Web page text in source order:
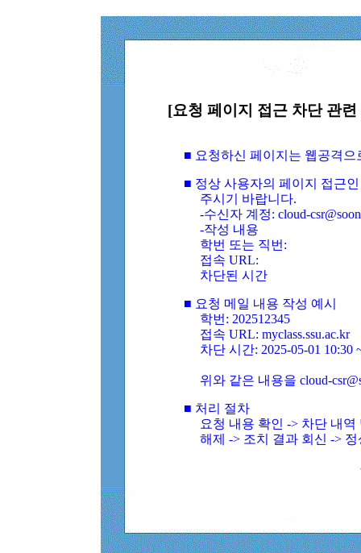
[요청 페이지 접근 차단 관
■ 요청하신 페이지는 웹공격
■ 정상 사용자의 페이지 접근
주시기 바랍니다.
-수신자 계정: cloud-
-작성 내용
학번 또는 직번:
접속 URL:
차단된 시간
■ 요청 메일 내용 작성 예시
학번: 202512345
접속 URL: myclass.ssu.ac.kr
차단 시간: 2025-05-01 10:30
위와 같은 내용을 cloud-
■ 처리 절차
요청 내용 확인 -> 차단 내
해제 -> 조치 결과 회신 ->